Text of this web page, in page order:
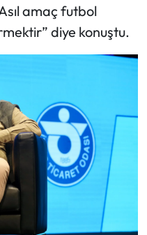
amaç futbol
diye konuştu.